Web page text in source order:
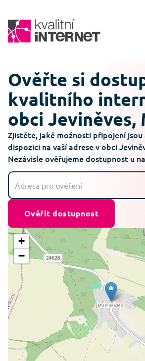
Ověřte si
kvalitního
obci Jeviněves,
Zjistěte, jaké možnosti připojení
dispozici na vaší adrese v obci
Nezávisle ověřujeme dostupnost u
Ověřit dostupnost
+
−